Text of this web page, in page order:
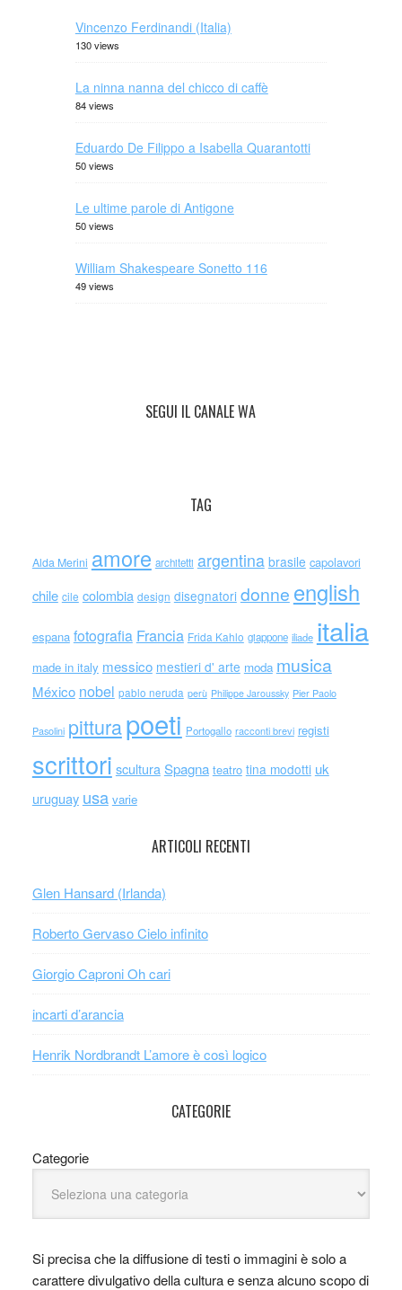
Vincenzo Ferdinandi (Italia)
130 views
La ninna nanna del chicco di caffè
84 views
Eduardo De Filippo a Isabella Quarantotti
50 views
Le ultime parole di Antigone
50 views
William Shakespeare Sonetto 116
49 views
SEGUI IL CANALE WA
TAG
Alda Merini amore architetti argentina brasile capolavori
chile cile colombia design disegnatori donne english
espana fotografia Francia Frida Kahlo giappone iliade italia
made in italy messico mestieri d' arte moda musica
México nobel pablo neruda perù Philippe Jaroussky Pier Paolo
Pasolini pitturapoeti Portogallo racconti brevi registi
scrittori scultura Spagna teatro tina modotti uk
uruguay usa varie
ARTICOLI RECENTI
Glen Hansard (Irlanda)
Roberto Gervaso Cielo infinito
Giorgio Caproni Oh cari
incarti d’arancia
Henrik Nordbrandt L’amore è così logico
CATEGORIE
Categorie
Si precisa che la diffusione di testi o immagini è solo a
carattere divulgativo della cultura e senza alcuno scopo di